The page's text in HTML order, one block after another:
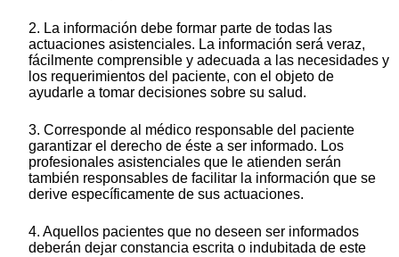
2. La información debe formar parte de todas las
actuaciones asistenciales. La información será veraz,
fácilmente comprensible y adecuada a las necesidades y
los requerimientos del paciente, con el objeto de
ayudarle a tomar decisiones sobre su salud.
3. Corresponde al médico responsable del paciente
garantizar el derecho de éste a ser informado. Los
profesionales asistenciales que le atienden serán
también responsables de facilitar la información que se
derive específicamente de sus actuaciones.
4. Aquellos pacientes que no deseen ser informados
deberán dejar constancia escrita o indubitada de este